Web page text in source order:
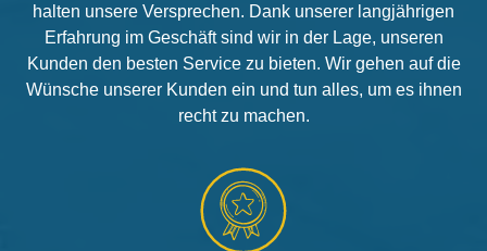
halten unsere Versprechen. Dank unserer langjährigen
Erfahrung im Geschäft sind wir in der Lage, unseren
Kunden den besten Service zu bieten. Wir gehen auf die
Wünsche unserer Kunden ein und tun alles, um es ihnen
recht zu machen.